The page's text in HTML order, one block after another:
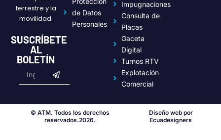
terrestre y la
movilidad.
SUSCRÍBETE
AL
BOLETÍN
de Datos
Personales
Impugnaciones
Consulta de
Placas
Gaceta
Digital
Turnos RTV
Explotación
Comercial
k
© ATM. Todos los derechos
reservados.2026.
Diseño web por
Ecuadesigners